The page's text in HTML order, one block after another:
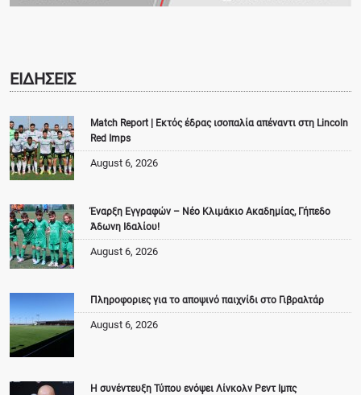
ΕΙΔΗΣΕΙΣ
Match Report | Εκτός έδρας ισοπαλία απέναντι στη Lincoln
Red Imps
August 6, 2026
Έναρξη Εγγραφών – Νέο Κλιμάκιο Ακαδημίας, Γήπεδο
Άδωνη Ιδαλίου!
August 6, 2026
Πληροφοριες για το αποψινό παιχνίδι στο Γιβραλτάρ
August 6, 2026
Η συνέντευξη Τύπου ενόψει Λίνκολν Ρεντ Ιμπς